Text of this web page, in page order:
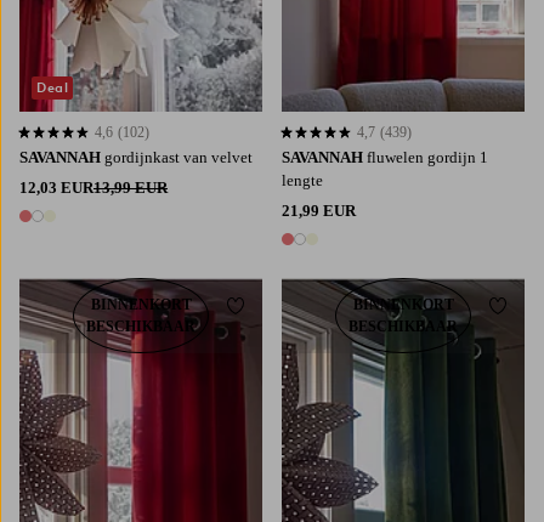
SAVANNAH gordijnkast van velvet
12,03 EUR13,99 EUR
3 kleuren
4,6 op basis van 102 beoordelingen
4,6 (102)
Deal
SAVANNAH fluwelen gordijn 1
lengte
21,99 EUR
3 kleuren
4,7 op basis van 439 beoordelingen
4,7 (439)
BINNENKORT
BESCHIKBAAR
Toevoegen aan favorieten
220250
BINNENKORT
BESCHIKBAAR
220 250300